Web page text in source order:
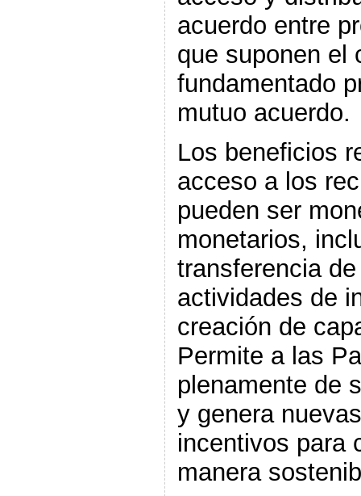
acuerdo entre
que suponen el
fundamentado
mutuo acuerdo.
Los beneficios
acceso a los
pueden ser
monetarios,
transferencia
actividades de
creación de
Permite a las
plenamente de
y genera
incentivos para
manera